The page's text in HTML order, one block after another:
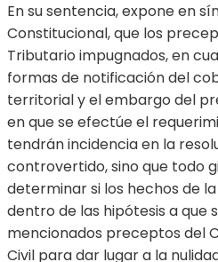
En su sentencia, expone en
Constitucional, que los
Tributario impugnados, en
formas de notificación del
territorial y el embargo del
en que se efectúe el
tendrán incidencia en la
controvertido, sino que todo
determinar si los hechos de
dentro de las hipótesis a que
mencionados preceptos del
Civil para dar lugar a la